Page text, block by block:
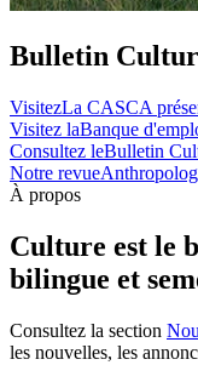
Bulletin
VisitezLa CASCA
Visitez laBanque
Consultez leBulletin
Notre revue
À propos
Culture est le
bilingue et
Consultez la section
les nouvelles, les